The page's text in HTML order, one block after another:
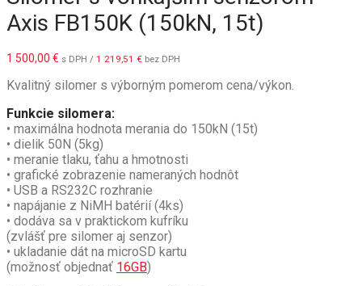
Axis FB150K (150kN, 15t)
1 500,00 € s DPH / 1 219,51 € bez DPH
Kvalitný silomer s výborným pomerom cena/výkon.
Funkcie silomera:
• maximálna hodnota merania do 150kN (15t)
• dielik 50N (5kg)
• meranie tlaku, ťahu a hmotnosti
• grafické zobrazenie nameraných hodnôt
• USB a RS232C rozhranie
• napájanie z NiMH batérií (4ks)
• dodáva sa v praktickom kufríku
(zvlášť pre silomer aj senzor)
• ukladanie dát na microSD kartu
(možnosť objednať 16GB)